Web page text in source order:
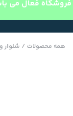
فروشگاه فعال می
همه محصولات / شلوار